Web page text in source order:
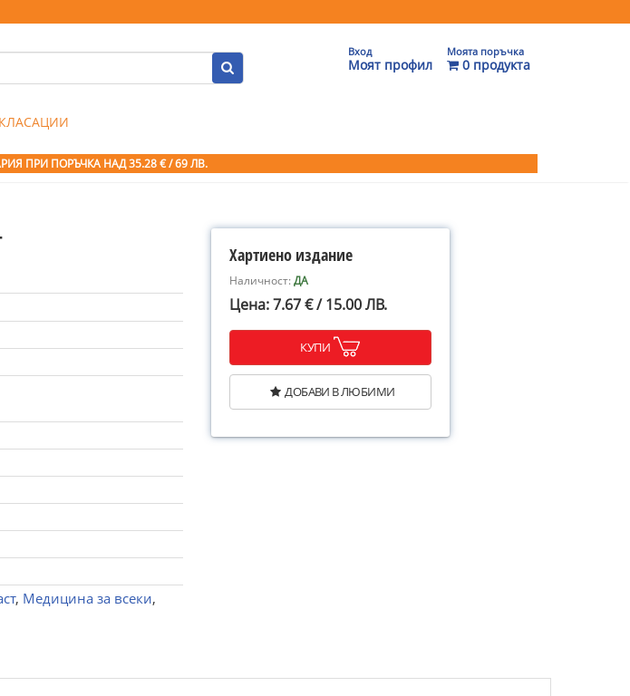
Вход
Моят профил
Моята поръчка
0 продукта
КЛАСАЦИИ
ПРИ ПОРЪЧКА НАД 35.28 € / 69 ЛВ.
, Медицина за всеки,
Хартиено издание
Наличност:ДА
Цена: 7.67 € / 15.00 ЛВ.
КУПИ
ДОБАВИ В ЛЮБИМИ